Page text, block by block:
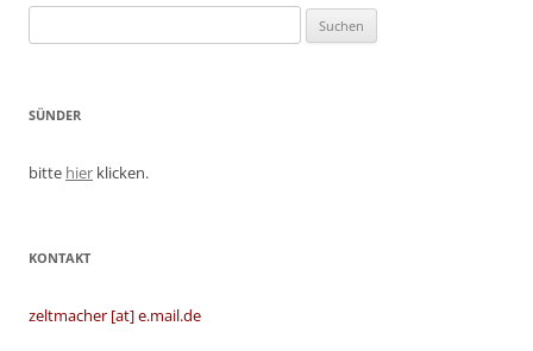
nach:
SÜNDER
bitte hier klicken.
KONTAKT
zeltmacher [at] e.mail.de